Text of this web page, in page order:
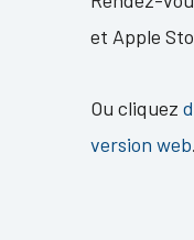
et Apple
Ou cliquez
version web.